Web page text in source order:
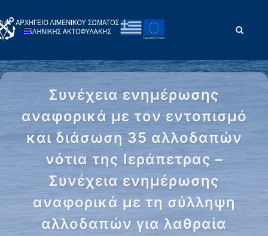
Συνέχεια ενημέρωσης
αναφορικά με τον εντοπισμό
και διάσωση 35 αλλοδαπών
νότια της Ιεράπετρας –
Συνέχεια ενημέρωσης
αναφορικά με τη σύλληψη
αλλοδαπών για λαθραία